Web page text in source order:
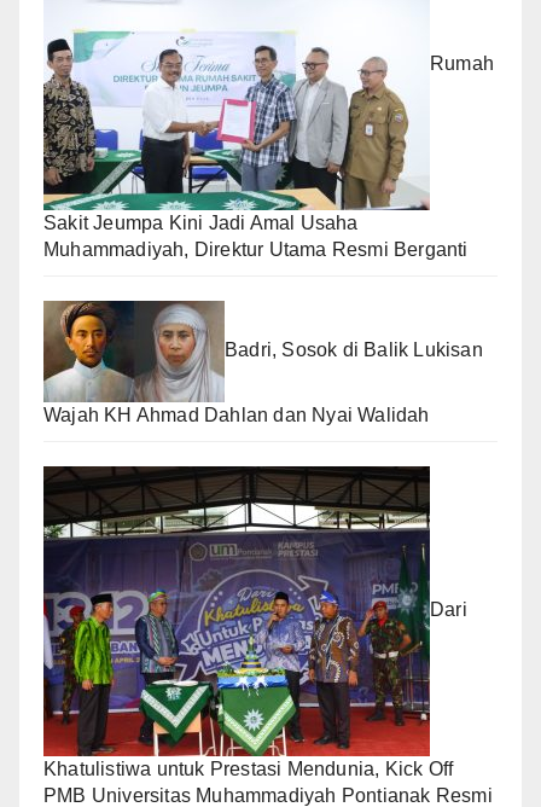
Rumah
Sakit Jeumpa Kini Jadi Amal Usaha
Muhammadiyah, Direktur Utama Resmi Berganti
Badri, Sosok di Balik Lukisan
Wajah KH Ahmad Dahlan dan Nyai Walidah
Dari
Khatulistiwa untuk Prestasi Mendunia, Kick Off
PMB Universitas Muhammadiyah Pontianak Resmi